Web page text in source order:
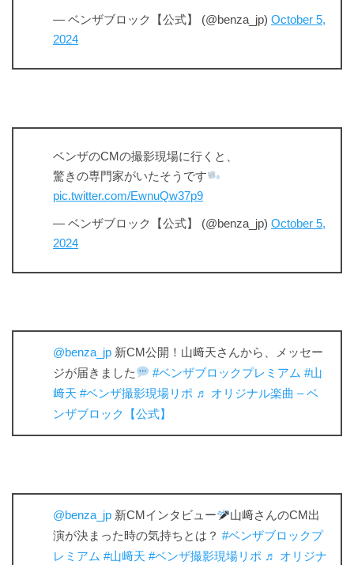
— ベンザブロック【公式】 (@benza_jp) October 5,
2024
ベンザのCMの撮影現場に行くと、
驚きの専門家がいたそうです
pic.twitter.com/EwnuQw37p9
— ベンザブロック【公式】 (@benza_jp) October 5,
2024
@benza_jp 新CM公開！山﨑天さんから、メッセー
ジが届きました
#ベンザブロックプレミアム #山
﨑天 #ベンザ撮影現場リポ ♬ オリジナル楽曲 – ベ
ンザブロック【公式】
@benza_jp 新CMインタビュー
山﨑さんのCM出
演が決まった時の気持ちとは？ #ベンザブロックプ
レミアム #山﨑天 #ベンザ撮影現場リポ ♬ オリジナ